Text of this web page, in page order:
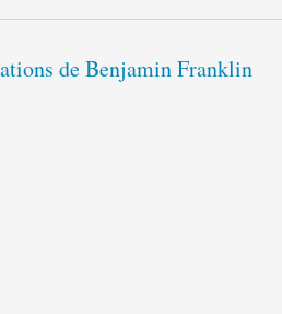
de Benjamin Franklin